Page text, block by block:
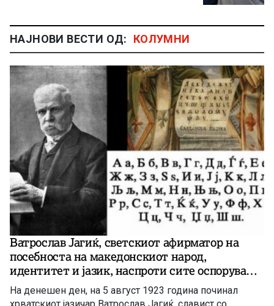
НАЈНОВИ ВЕСТИ ОД: КОЛУМНИ
Ватрослав Јагиќ, светскиот афирматор на
посебноста на македонскиот народ,
идентитет и јазик, наспроти сите оспорувања
на неговото постоење!
На денешен ден, на 5 август 1923 година починал